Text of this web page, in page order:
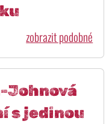
zobrazit podobné
Johnová
s jedinou